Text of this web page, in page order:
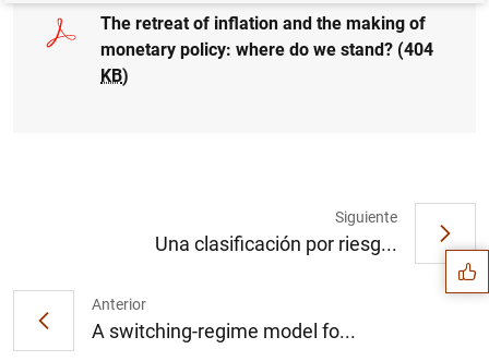
The retreat of inflation and the making of
monetary policy: where do we stand? (404
KB)
Anterior
A switching-regime model fo...
Siguiente
Una clasificación por riesg... Sugerencias